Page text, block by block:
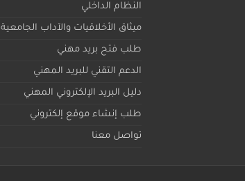
النظام الداخلي
ميثاق اﻷخلاقيات والآداب الجامعية
طلب فتح بريد مهني
الدعم التقني للبريد المهني
دليل البريد الإلكتروني المهني
طلب إنشاء موقع إلكتروني
تواصل معنا